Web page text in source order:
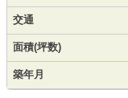
交通
面積(坪数)
築年月